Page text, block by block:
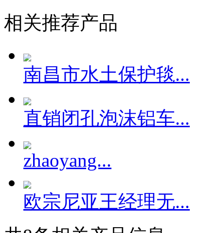
相关推荐产品
南昌市水土保护毯...
直销闭孔泡沫铝车...
zhaoyang...
欧宗尼亚王经理无...